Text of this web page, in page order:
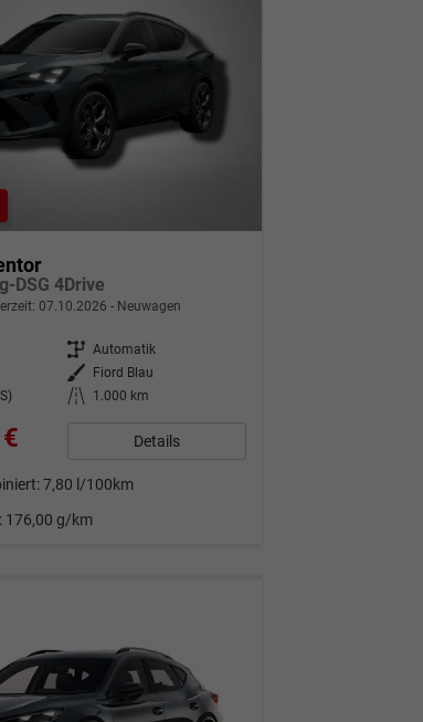
DSG 4Drive
07.10.2026 Neuwagen
Getriebe Automatik
Außenfarbe
Fiord Blau
Kilometerstand 1.000 km
Details
7,80 l/100km
176,00 g/km